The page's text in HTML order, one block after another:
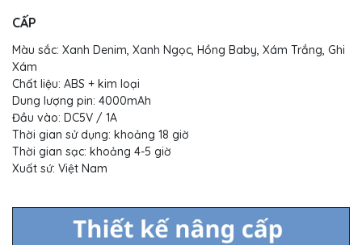
CẤP
Màu sắc: Xanh Denim, Xanh Ngọc, Hồng Baby, Xám Trắng, Ghi
Xám
Chất liệu: ABS + kim loại
Dung lượng pin: 4000mAh
Đầu vào: DC5V / 1A
Thời gian sử dụng: khoảng 18 giờ
Thời gian sạc: khoảng 4-5 giờ
Xuất sứ: Việt Nam